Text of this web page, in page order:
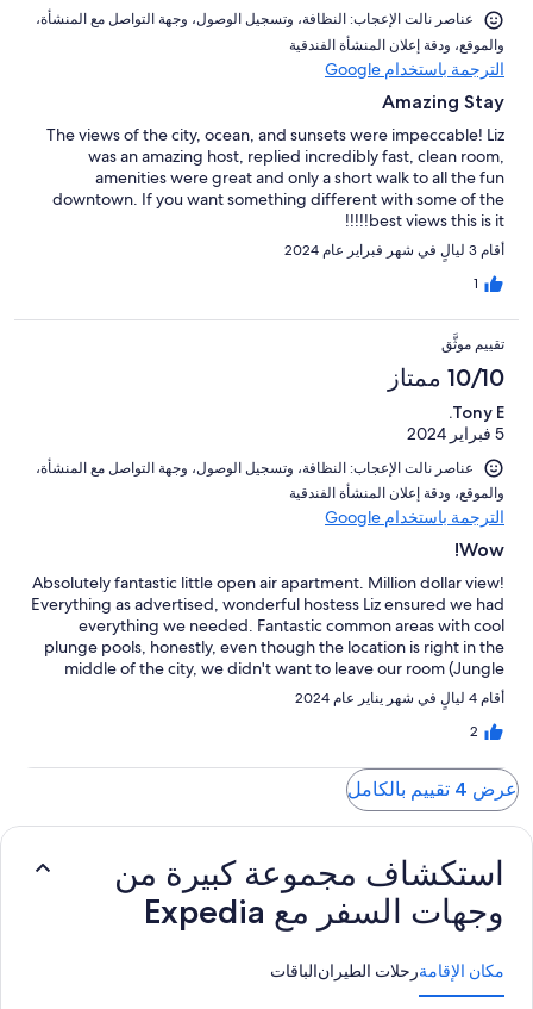
عناصر نالت الإعجاب: ⁦النظافة⁩، و⁦تسجيل الوصول⁩، و⁦جهة التواصل مع المنشأة⁩،
و⁦الموقع⁩، و⁦دقة إعلان المنشأة الفندقية⁩
الترجمة باستخدام Google
Amazing Stay
The views of the city, ocean, and sunsets were impeccable! Liz
was an amazing host, replied incredibly fast, clean room,
amenities were great and only a short walk to all the fun
downtown. If you want something different with some of the
best views this is it!!!!!
أقام 3 ليالٍ في شهر فبراير عام 2024
1
تقييم موثَّق
10/10 ممتاز
Tony E.
5 فبراير 2024
عناصر نالت الإعجاب: ⁦النظافة⁩، و⁦تسجيل الوصول⁩، و⁦جهة التواصل مع المنشأة⁩،
و⁦الموقع⁩، و⁦دقة إعلان المنشأة الفندقية⁩
الترجمة باستخدام Google
Wow!
Absolutely fantastic little open air apartment. Million dollar view!
Everything as advertised, wonderful hostess Liz ensured we had
everything we needed. Fantastic common areas with cool
plunge pools, honestly, even though the location is right in the
middle of the city, we didn't want to leave our room (Jungle
room at the very top of the building). The room has enough
kitchen to prepare a meal, and wonderful outdoor spaces with
large BBQ/grill. Good exercise climbing the stairs! With the
get quite noisy with the sounds of the city. Absolutely would
return again just to stay in this amazing room!
أقام 4 ليالٍ في شهر يناير عام 2024
2
عرض 4 تقييم بالكامل
استكشاف مجموعة كبيرة من
وجهات السفر مع Expedia
مكان الإقامةرحلات الطيرانالباقات